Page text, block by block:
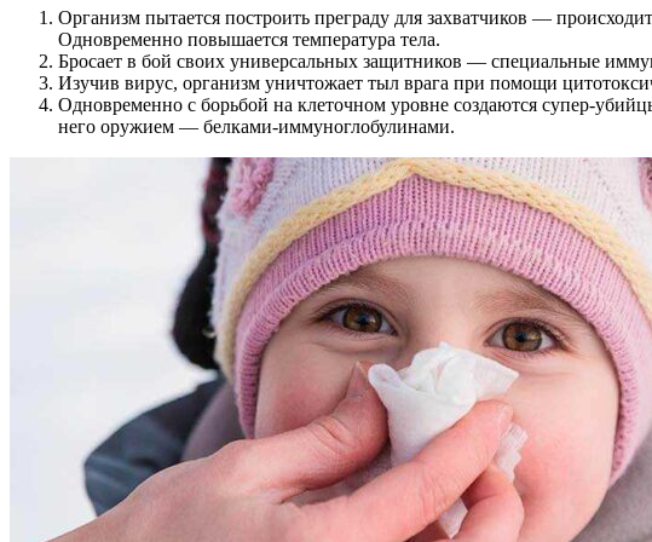
Организм пытается построить преграду для захватчиков —
Одновременно повышается температура тела.
Бросает в бой своих универсальных защитников — специальные
Изучив вирус, организм уничтожает тыл врага при помощи
Одновременно с борьбой на клеточном уровне создаются супер-
него оружием — белками-иммуноглобулинами.